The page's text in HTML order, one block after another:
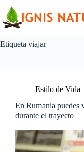
contenido
Etiqueta viajar
Estilo de Vida
En Rumania puedes
durante el trayecto